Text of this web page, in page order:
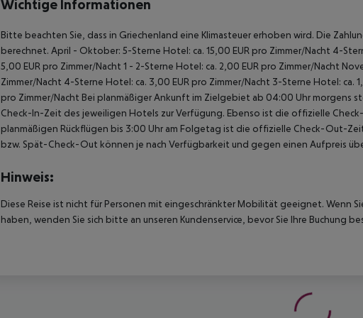
Wichtige Informationen
Bitte beachten Sie, dass in Griechenland eine Klimasteuer erhoben wird. Die
berechnet. April - Oktober: 5-Sterne Hotel: ca. 15,00 EUR pro Zimmer/Nacht 4-
5,00 EUR pro Zimmer/Nacht 1 - 2-Sterne Hotel: ca. 2,00 EUR pro Zimmer/Nacht
Zimmer/Nacht 4-Sterne Hotel: ca. 3,00 EUR pro Zimmer/Nacht 3-Sterne Hotel: ca.
pro Zimmer/Nacht Bei planmäßiger Ankunft im Zielgebiet ab 04:00 Uhr morgens
Check-In-Zeit des jeweiligen Hotels zur Verfügung. Ebenso ist die offizielle
planmäßigen Rückflügen bis 3:00 Uhr am Folgetag ist die offizielle Check-Out-
bzw. Spät-Check-Out können je nach Verfügbarkeit und gegen einen Aufpreis
Hinweis:
Diese Reise ist nicht für Personen mit eingeschränkter Mobilität geeignet. Wenn
haben, wenden Sie sich bitte an unseren Kundenservice, bevor Sie Ihre Buchung